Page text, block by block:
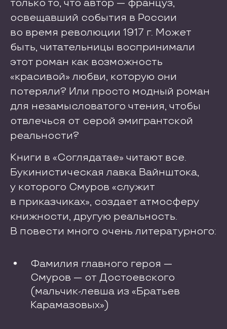
только то, что автор — француз,
освещавший события в России
во время революции 1917 г. Может
быть, читательницы воспринимали
этот роман как возможность
«красивой» любви, которую они
потеряли? Или просто модный роман
для незамысловатого чтения, чтобы
отвлечься от серой эмигрантской
реальности?
Книги в «Соглядатае» читают все.
Букинистическая лавка Вайнштока,
у которого Смуров «служит
в приказчиках», создает атмосферу
книжности, другую реальность.
В повести много очень литературного:
Фамилия главного героя —
Смуров — от Достоевского
(мальчик-левша из «Братьев
Карамазовых»)